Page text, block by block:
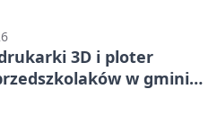
3D i ploter
w gminie